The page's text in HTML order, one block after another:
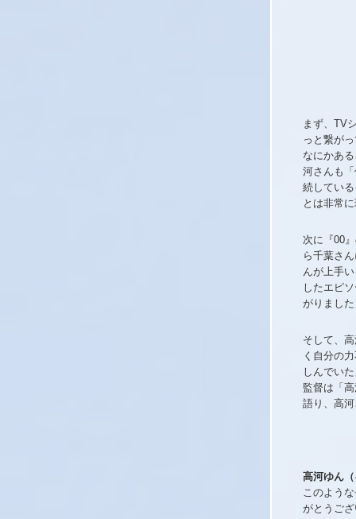
まず、TV
っと繋が
なにかあ
河さんも
続してい
とは非常
次に『00
ら千葉さ
んが上手
したエピ
がりまし
そして、
く自分の
しんでい
監督は「
語り、高
高河ゆん
このよう
がとうご